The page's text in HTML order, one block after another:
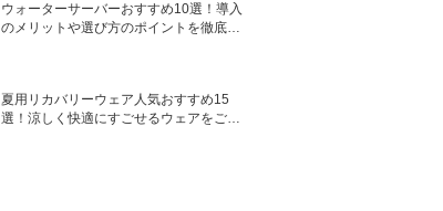
ウォーターサーバーおすすめ10選！導入
のメリットや選び方のポイントを徹底解
夏用リカバリーウェア人気おすすめ15
選！涼しく快適にすごせるウェアをご紹